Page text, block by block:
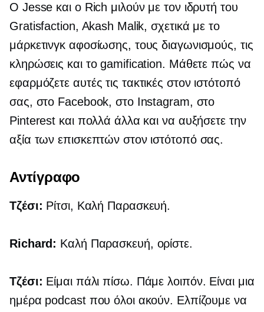
Ο Jesse και ο Rich μιλούν με τον ιδρυτή του
Gratisfaction, Akash Malik, σχετικά με το
μάρκετινγκ αφοσίωσης, τους διαγωνισμούς, τις
κληρώσεις και το gamification. Μάθετε πώς να
εφαρμόζετε αυτές τις τακτικές στον ιστότοπό
σας, στο Facebook, στο Instagram, στο
Pinterest και πολλά άλλα και να αυξήσετε την
αξία των επισκεπτών στον ιστότοπό σας.
Αντίγραφο
Τζέσι: Ρίτσι, Καλή Παρασκευή.
Richard: Καλή Παρασκευή, ορίστε.
Τζέσι: Είμαι πάλι πίσω. Πάμε λοιπόν. Είναι μια
ημέρα podcast που όλοι ακούν. Ελπίζουμε να